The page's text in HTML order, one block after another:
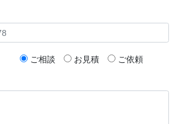
ご相談 お見積 ご依頼